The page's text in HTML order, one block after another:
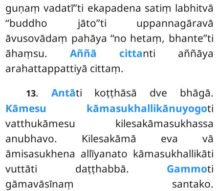
guṇaṃ vadatī’’ti ekapadena satiṃ labhitvā
‘‘buddho jāto’’ti uppannagāravā
āvusovādaṃ pahāya ‘‘no hetaṃ, bhante’’ti
āhaṃsu.Aññā cittanti aññāya
arahattappattiyā cittaṃ.
13. Antāti koṭṭhāsā dve bhāgā.
Kāmesu kāmasukhallikānuyogoti
vatthukāmesu kilesakāmasukhassa
anubhavo. Kilesakāmā eva vā
āmisasukhena allīyanato kāmasukhallikāti
vuttāti daṭṭhabbā. Gammoti
gāmavāsīnaṃ santako.